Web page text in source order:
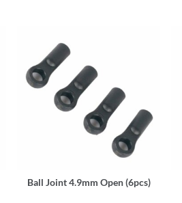
Ball Joint 4.9mm Open (6pcs)